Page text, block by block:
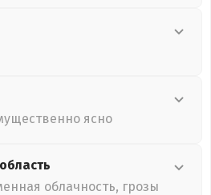
ясно
область
облачность, грозы